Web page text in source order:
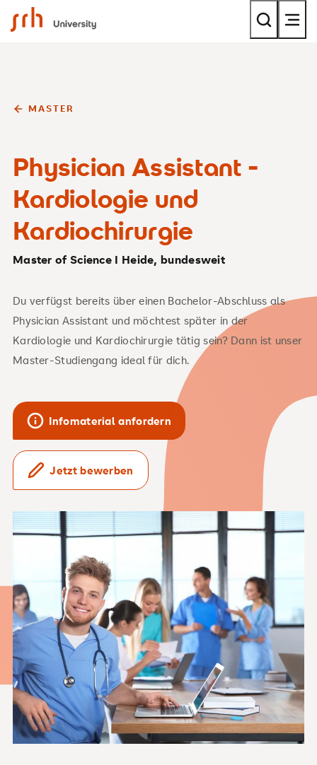
SRH University
MASTER
Physician Assistant -
Kardiologie und
Kardiochirurgie
Master of Science I Heide, bundesweit
Du verfügst bereits über einen Bachelor-Abschluss als
Physician Assistant und möchtest später in der
Kardiologie und Kardiochirurgie tätig sein? Dann ist unser
Master-Studiengang ideal für dich.
Infomaterial anfordern
Jetzt bewerben